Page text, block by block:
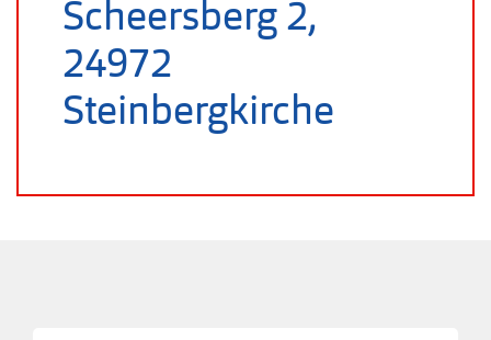
Scheersberg 2,
24972
Steinbergkirche